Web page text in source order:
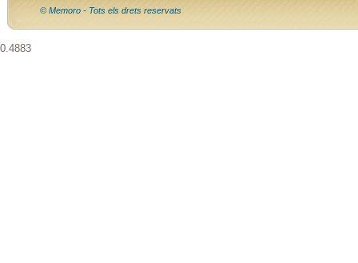
© Memoro - Tots els drets reservats
0.4883